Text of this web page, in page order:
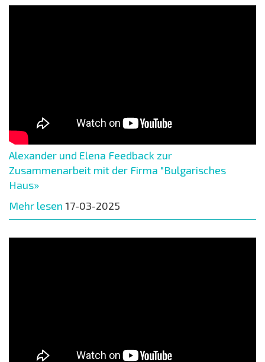
Alexander und Elena Feedback zur
Zusammenarbeit mit der Firma "Bulgarisches
Haus»
Mehr lesen 17-03-2025